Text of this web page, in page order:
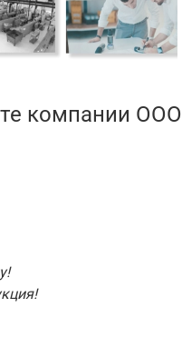
компании